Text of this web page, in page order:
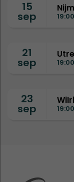
15
sep
21
sep
23
sep